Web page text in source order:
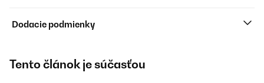
Dodacie podmienky
Tento článok je súčasťou